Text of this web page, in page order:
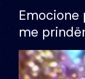
Emocione
me
divorci